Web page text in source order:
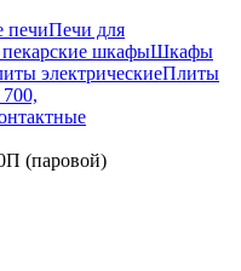
печиПечи для
шкафыШкафы
электрическиеПлиты
(паровой)